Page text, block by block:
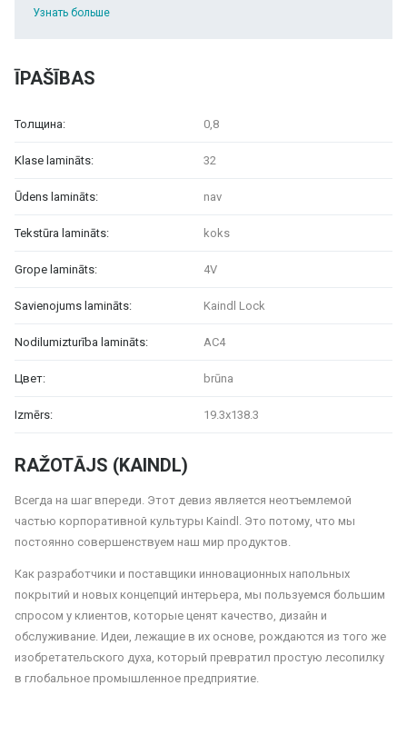
RAŽOTĀJS (KAINDL)
Всегда на шаг впереди. Этот девиз является неотъемлемой
частью корпоративной культуры Kaindl. Это потому, что мы
постоянно совершенствуем наш мир продуктов.
Как разработчики и поставщики инновационных напольных
покрытий и новых концепций интерьера, мы пользуемся большим
спросом у клиентов, которые ценят качество, дизайн и
обслуживание. Идеи, лежащие в их основе, рождаются из того же
изобретательского духа, который превратил простую лесопилку
в глобальное промышленное предприятие.
Узнать больше
ĪPAŠĪBAS
Толщина: 0,8
Klase lamināts: 32
Ūdens lamināts: nav
Tekstūra lamināts: koks
Grope lamināts: 4V
Savienojums lamināts: Kaindl Lock
Nodilumizturība lamināts: AC4
Цвет: brūna
Izmērs: 19.3x138.3